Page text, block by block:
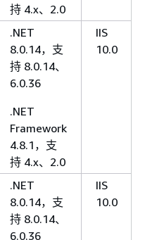
持 4.x、2.0
.NET
8.0.14，支
持 8.0.14、
6.0.36
.NET
Framework
4.8.1，支
持 4.x、2.0
IIS
10.0
.NET
8.0.14，支
持 8.0.14、
6.0.36
IIS
10.0